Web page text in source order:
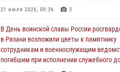
В Рязани почтили память офицеров СОБР,
21 июля 2026, 09:36 3
Рязанские сотрудники лицензионно-
разрешительной работы Росгвардии
результаты за 6 месяцев 2026 года
21 июля 2026, 09:36 3
В День воинской славы России
в Рязани возложили цветы к памятнику
сотрудникам и военнослужащим
погибшим при исполнении служебного